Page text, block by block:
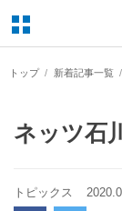
トップ 新着記事一覧
ネッツ石
トピックス